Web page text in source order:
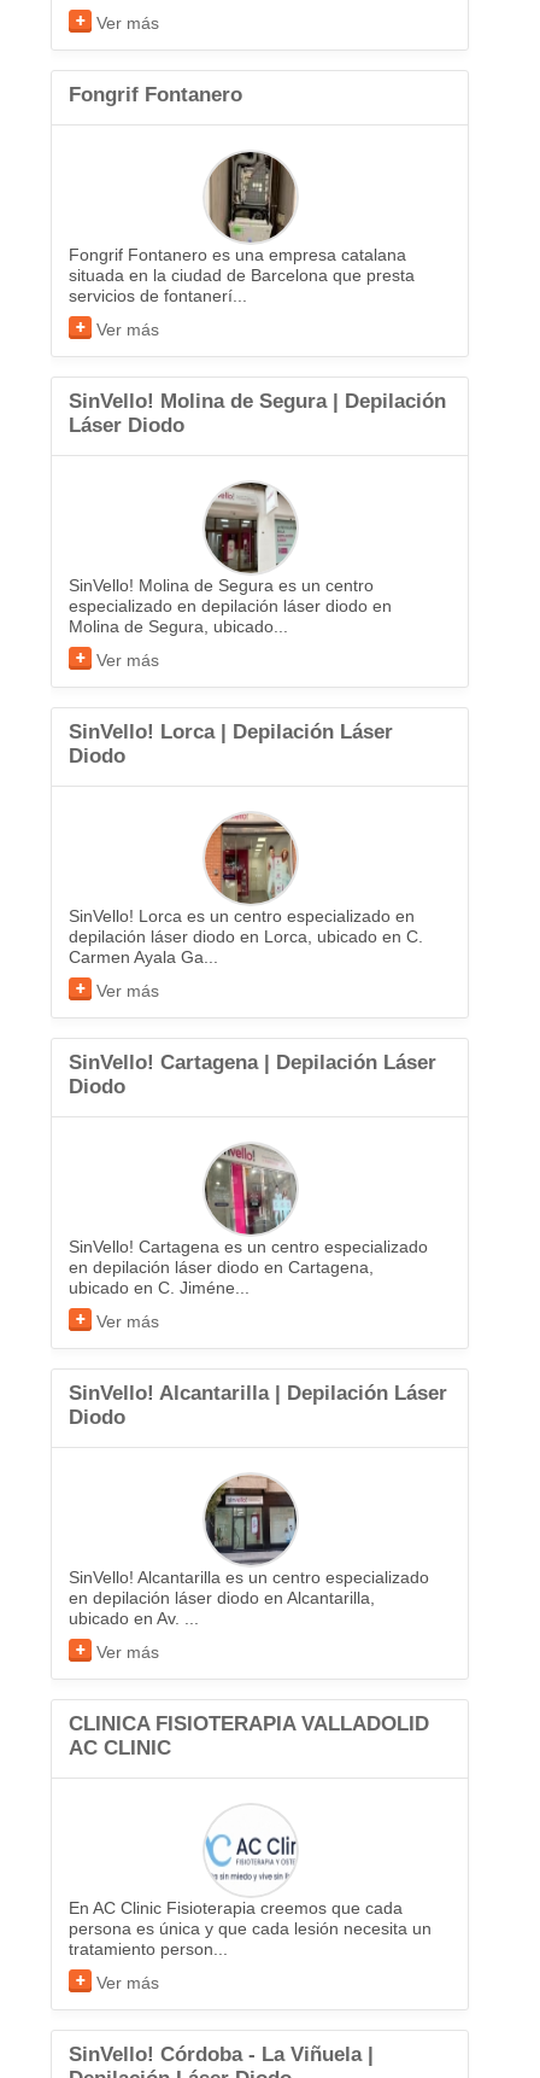
Ver más
Fongrif Fontanero
Fongrif Fontanero es una empresa catalana
situada en la ciudad de Barcelona que presta
servicios de fontanerí...
Ver más
SinVello! Molina de Segura | Depilación
Láser Diodo
SinVello! Molina de Segura es un centro
especializado en depilación láser diodo en
Molina de Segura, ubicado...
Ver más
SinVello! Lorca | Depilación Láser
Diodo
SinVello! Lorca es un centro especializado en
depilación láser diodo en Lorca, ubicado en C.
Carmen Ayala Ga...
Ver más
SinVello! Cartagena | Depilación Láser
Diodo
SinVello! Cartagena es un centro especializado
en depilación láser diodo en Cartagena,
ubicado en C. Jiméne...
Ver más
SinVello! Alcantarilla | Depilación Láser
Diodo
SinVello! Alcantarilla es un centro especializado
en depilación láser diodo en Alcantarilla,
ubicado en Av. ...
Ver más
CLINICA FISIOTERAPIA VALLADOLID
AC CLINIC
En AC Clinic Fisioterapia creemos que cada
persona es única y que cada lesión necesita un
tratamiento person...
Ver más
SinVello! Córdoba - La Viñuela |